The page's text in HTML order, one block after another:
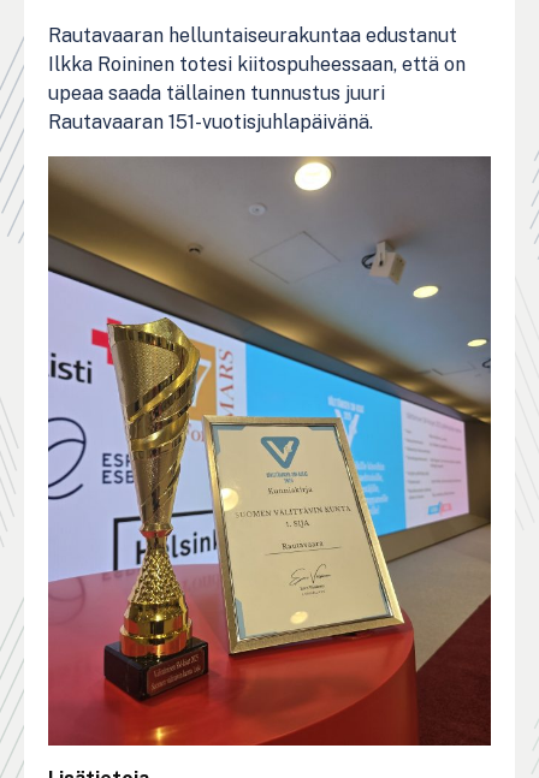
Rautavaaran helluntaiseurakuntaa edustanut
Ilkka Roininen totesi kiitospuheessaan, että on
upeaa saada tällainen tunnustus juuri
Rautavaaran 151-vuotisjuhlapäivänä.